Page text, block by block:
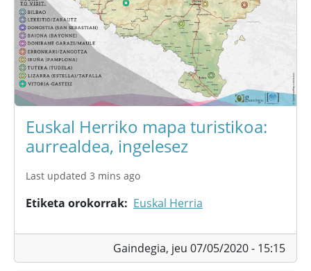
Euskal Herriko mapa turistikoa:
aurrealdea, ingelesez
Last updated 3 mins ago
Etiketa orokorrak Euskal Herria
Gaindegia, jeu 07/05/2020 - 15:15